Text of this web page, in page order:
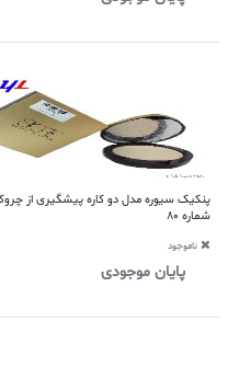
پنکیک سیوره مدل دو کاره پیشگیری از چروک
شماره 80
ناموجود
پایان موجودی